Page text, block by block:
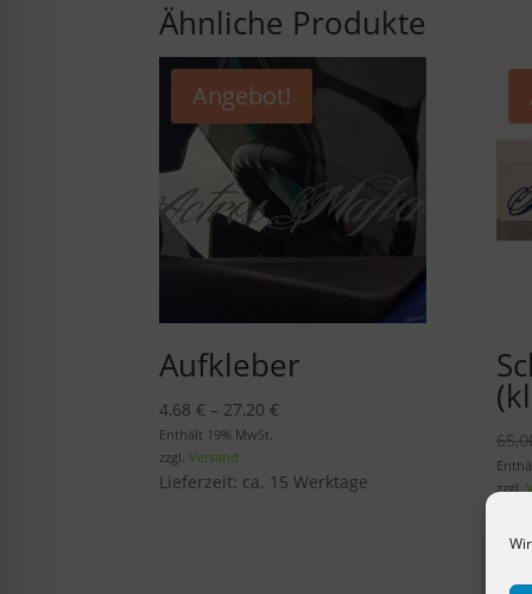
Ähnliche Produkte
Angebot!
Aufkleber
4,68 € – 27,20 €
27,20 €
Enthält 19% MwSt.
zzgl.Versand
Lieferzeit: ca. 15 Werktage
zzgl.